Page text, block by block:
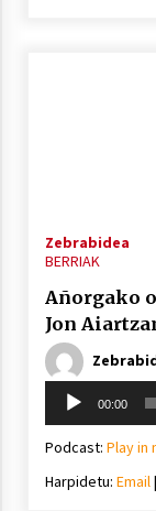
Zebrabidea
BERRIAK
Añorgako
Jon
Soinu
00:00
Podcast: Play in
Harpidetu: Email|